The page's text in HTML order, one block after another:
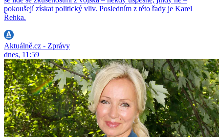
pokoušejí získat politický vliv. Posledním z této řady je Karel
Řehka.
Aktuálně.cz - Zprávy
dnes, 11:59